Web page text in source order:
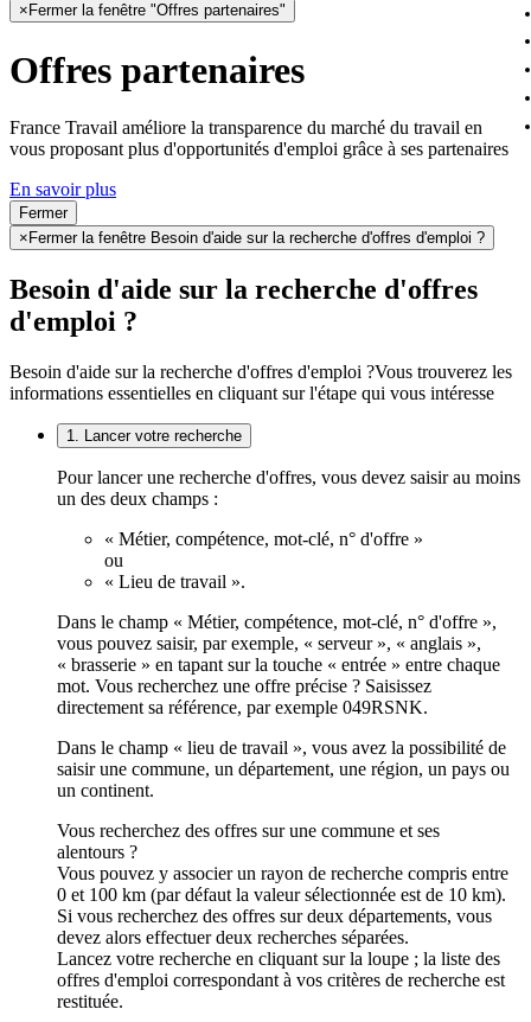
× Fermer la fenêtre "Offres partenaires"
Offres partenaires
France Travail améliore la transparence du marché du travail en
vous proposant plus d'opportunités d'emploi grâce à ses partenaires
En savoir plus
Fermer
× Fermer la fenêtre Besoin d'aide sur la recherche d'offres d'emploi ?
Besoin d'aide sur la recherche d'offres
d'emploi ?
Besoin d'aide sur la recherche d'offres d'emploi ?Vous trouverez les
informations essentielles en cliquant sur l'étape qui vous intéresse
1. Lancer votre recherche
Pour lancer une recherche d'offres, vous devez saisir au moins
un des deux champs :
« Métier, compétence, mot-clé, n° d'offre »
ou
« Lieu de travail ».
Dans le champ « Métier, compétence, mot-clé, n° d'offre »,
vous pouvez saisir, par exemple, « serveur », « anglais »,
« brasserie » en tapant sur la touche « entrée » entre chaque
mot. Vous recherchez une offre précise ? Saisissez
directement sa référence, par exemple 049RSNK.
Dans le champ « lieu de travail », vous avez la possibilité de
saisir une commune, un département, une région, un pays ou
un continent.
Vous recherchez des offres sur une commune et ses
alentours ?
Vous pouvez y associer un rayon de recherche compris entre
0 et 100 km (par défaut la valeur sélectionnée est de 10 km).
Si vous recherchez des offres sur deux départements, vous
devez alors effectuer deux recherches séparées.
Lancez votre recherche en cliquant sur la loupe ; la liste des
offres d'emploi correspondant à vos critères de recherche est
restituée.